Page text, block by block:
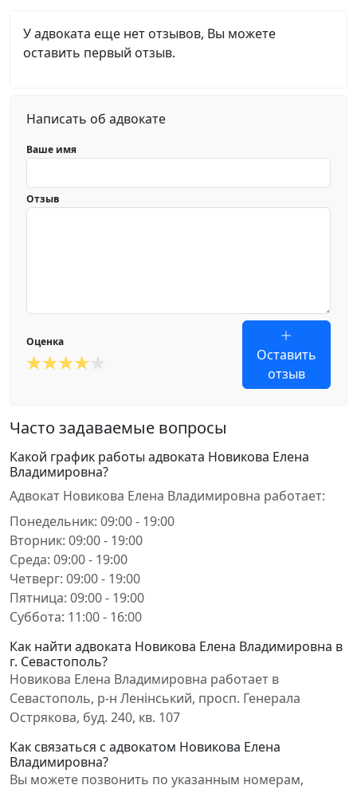
У адвоката еще нет отзывов, Вы можете
оставить первый отзыв.
Написать об адвокате
Ваше имя
Отзыв
Оценка
Оставить
отзыв
Часто задаваемые вопросы
Какой график работы адвоката Новикова Елена
Владимировна?
Адвокат Новикова Елена Владимировна работает:
Понедельник: 09:00 - 19:00
Вторник: 09:00 - 19:00
Среда: 09:00 - 19:00
Четверг: 09:00 - 19:00
Пятница: 09:00 - 19:00
Суббота: 11:00 - 16:00
Как найти адвоката Новикова Елена Владимировна в
г. Севастополь?
Новикова Елена Владимировна работает в
Севастополь, р-н Ленінський, просп. Генерала
Острякова, буд. 240, кв. 107
Как связаться с адвокатом Новикова Елена
Владимировна?
Вы можете позвонить по указанным номерам,